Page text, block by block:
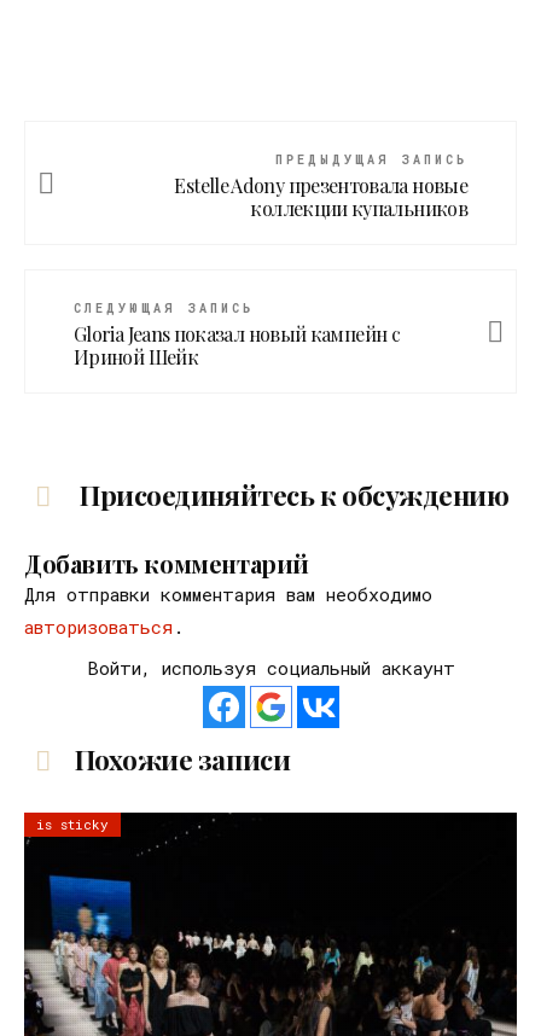
ПРЕДЫДУЩАЯ ЗАПИСЬ
Estelle Adony презентовала новые
коллекции купальников
СЛЕДУЮЩАЯ ЗАПИСЬ
Gloria Jeans показал новый кампейн с
Ириной Шейк
Присоединяйтесь к обсуждению
Добавить комментарий
Для отправки комментария вам необходимо
авторизоваться .
Войти, используя социальный аккаунт
Похожие записи
is sticky